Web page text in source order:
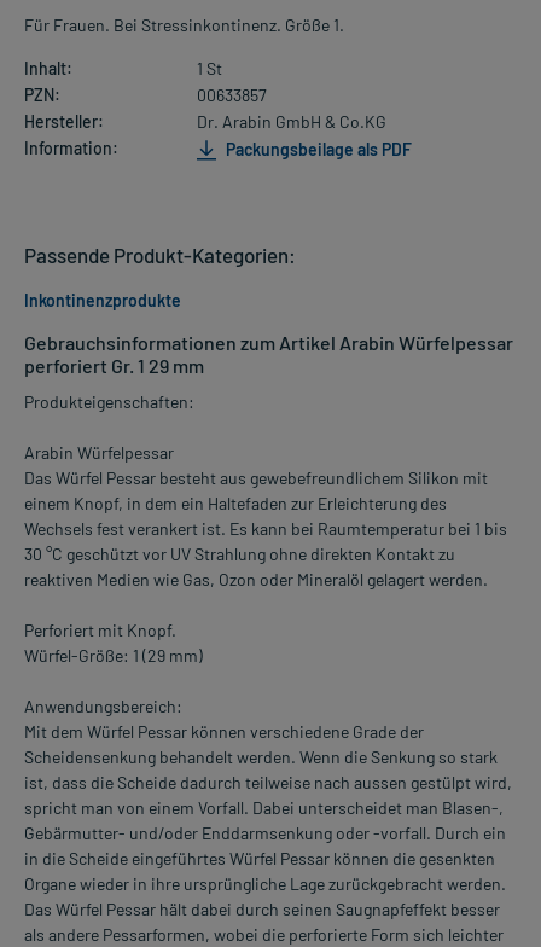
Für Frauen. Bei Stressinkontinenz. Größe 1.
Inhalt:
1 St
PZN:
00633857
Hersteller:
Dr. Arabin GmbH & Co.KG
Information:
Packungsbeilage als PDF
Gebrauchsinformationen zum Artikel Arabin Würfelpessar
perforiert Gr. 1 29 mm
Produkteigenschaften:
Arabin Würfelpessar
Das Würfel Pessar besteht aus gewebefreundlichem Silikon mit
einem Knopf, in dem ein Haltefaden zur Erleichterung des
Wechsels fest verankert ist. Es kann bei Raumtemperatur bei 1 bis
30 °C geschützt vor UV Strahlung ohne direkten Kontakt zu
reaktiven Medien wie Gas, Ozon oder Mineralöl gelagert werden.
Perforiert mit Knopf.
Würfel-Größe: 1 (29 mm)
Anwendungsbereich:
Mit dem Würfel Pessar können verschiedene Grade der
Scheidensenkung behandelt werden. Wenn die Senkung so stark
ist, dass die Scheide dadurch teilweise nach aussen gestülpt wird,
spricht man von einem Vorfall. Dabei unterscheidet man Blasen-,
Gebärmutter- und/oder Enddarmsenkung oder -vorfall. Durch ein
in die Scheide eingeführtes Würfel Pessar können die gesenkten
Organe wieder in ihre ursprüngliche Lage zurückgebracht werden.
Das Würfel Pessar hält dabei durch seinen Saugnapfeffekt besser
als andere Pessarformen, wobei die perforierte Form sich leichter
Passende Produkt-Kategorien:
Inkontinenzprodukte